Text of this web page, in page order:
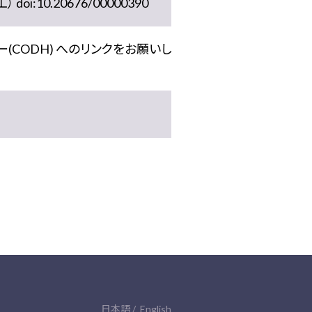
） doi:10.20676/00000390
(CODH) へのリンクをお願いし
日本語 English